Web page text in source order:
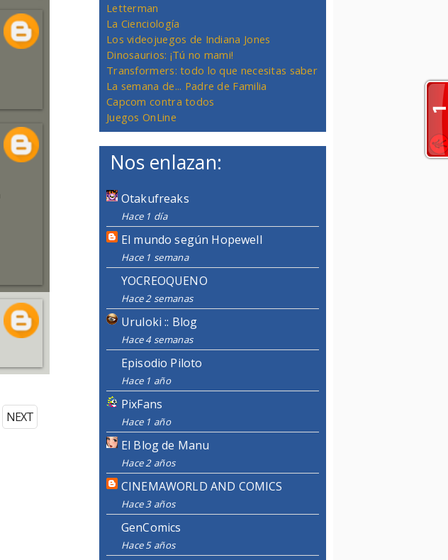
NEXT
Letterman
La Cienciología
Los videojuegos de Indiana Jones
Dinosaurios: ¡Tú no mami!
Transformers: todo lo que necesitas saber
La semana de... Padre de Familia
Capcom contra todos
Juegos OnLine
Nos enlazan:
Otakufreaks
Hace 1 día
El mundo según Hopewell
Hace 1 semana
YOCREOQUENO
Hace 2 semanas
Uruloki :: Blog
Hace 4 semanas
Episodio Piloto
Hace 1 año
PixFans
Hace 1 año
El Blog de Manu
Hace 2 años
CINEMAWORLD AND COMICS
Hace 3 años
GenComics
Hace 5 años